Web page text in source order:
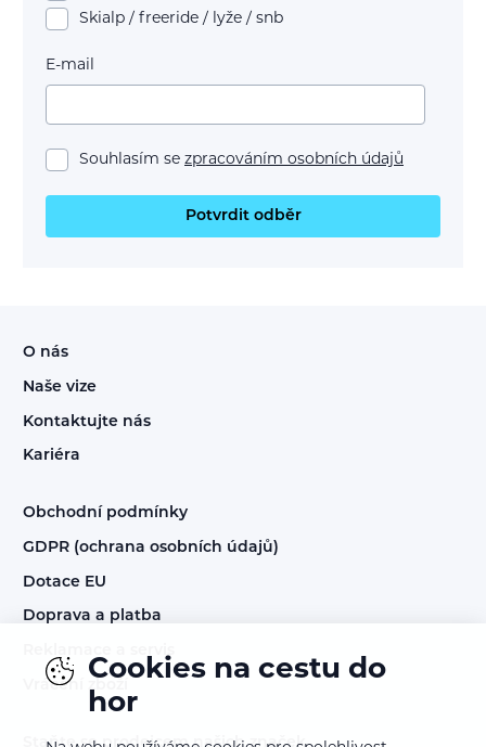
Skialp / freeride / lyže / snb
E-mail
Souhlasím se zpracováním osobních údajů
Potvrdit odběr
O nás
Naše vize
Kontaktujte nás
Kariéra
Obchodní podmínky
GDPR (ochrana osobních údajů)
Dotace EU
Doprava a platba
Reklamace a servis
Vrácení zboží
Staňte se prodejcem našich značek
Cookies na cestu do
hor